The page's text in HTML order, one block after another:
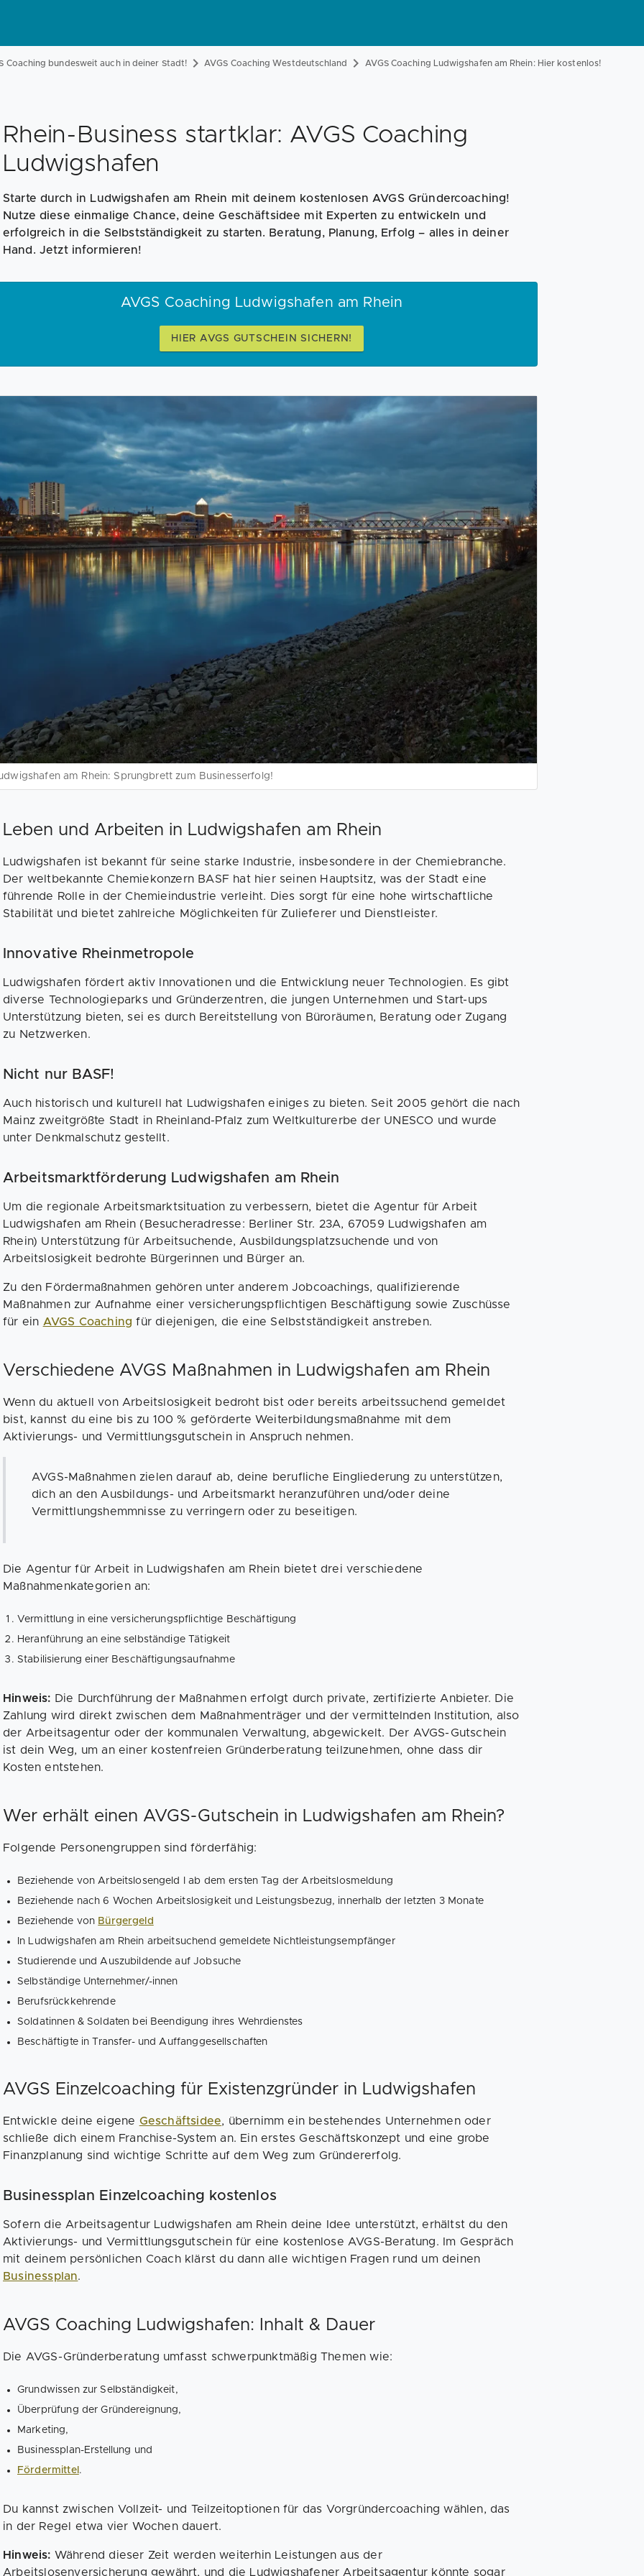
Coaching bundesweit auch in deiner Stadt! AVGS Coaching Westdeutschland AVGS Coaching Ludwigshafen am Rhein: Hier kostenlos!
Rhein-Business startklar: AVGS Coaching
Ludwigshafen
Starte durch in Ludwigshafen am Rhein mit deinem kostenlosen AVGS Gründercoaching!
Nutze diese einmalige Chance, deine Geschäftsidee mit Experten zu entwickeln und
erfolgreich in die Selbstständigkeit zu starten. Beratung, Planung, Erfolg – alles in deiner
Hand. Jetzt informieren!
AVGS Coaching Ludwigshafen am Rhein
HIER AVGS GUTSCHEIN SICHERN!
am Rhein: Sprungbrett zum Businesserfolg!
Leben und Arbeiten in Ludwigshafen am Rhein
Ludwigshafen ist bekannt für seine starke Industrie, insbesondere in der Chemiebranche.
Der weltbekannte Chemiekonzern BASF hat hier seinen Hauptsitz, was der Stadt eine
führende Rolle in der Chemieindustrie verleiht. Dies sorgt für eine hohe wirtschaftliche
Stabilität und bietet zahlreiche Möglichkeiten für Zulieferer und Dienstleister.
Innovative Rheinmetropole
Ludwigshafen fördert aktiv Innovationen und die Entwicklung neuer Technologien. Es gibt
diverse Technologieparks und Gründerzentren, die jungen Unternehmen und Start-ups
Unterstützung bieten, sei es durch Bereitstellung von Büroräumen, Beratung oder Zugang
zu Netzwerken.
Nicht nur BASF!
Auch historisch und kulturell hat Ludwigshafen einiges zu bieten. Seit 2005 gehört die nach
Mainz zweitgrößte Stadt in Rheinland-Pfalz zum Weltkulturerbe der UNESCO und wurde
unter Denkmalschutz gestellt.
Arbeitsmarktförderung Ludwigshafen am Rhein
Um die regionale Arbeitsmarktsituation zu verbessern, bietet die Agentur für Arbeit
Ludwigshafen am Rhein (Besucheradresse: Berliner Str. 23A, 67059 Ludwigshafen am
Rhein) Unterstützung für Arbeitsuchende, Ausbildungsplatzsuchende und von
Arbeitslosigkeit bedrohte Bürgerinnen und Bürger an.
Zu den Fördermaßnahmen gehören unter anderem Jobcoachings, qualifizierende
Maßnahmen zur Aufnahme einer versicherungspflichtigen Beschäftigung sowie Zuschüsse
für ein AVGS Coaching für diejenigen, die eine Selbstständigkeit anstreben.
Verschiedene AVGS Maßnahmen in Ludwigshafen am Rhein
Wenn du aktuell von Arbeitslosigkeit bedroht bist oder bereits arbeitssuchend gemeldet
bist, kannst du eine bis zu 100 % geförderte Weiterbildungsmaßnahme mit dem
Aktivierungs- und Vermittlungsgutschein in Anspruch nehmen.
AVGS-Maßnahmen zielen darauf ab, deine berufliche Eingliederung zu unterstützen,
dich an den Ausbildungs- und Arbeitsmarkt heranzuführen und/oder deine
Vermittlungshemmnisse zu verringern oder zu beseitigen.
Die Agentur für Arbeit in Ludwigshafen am Rhein bietet drei verschiedene
Maßnahmenkategorien an:
Vermittlung in eine versicherungspflichtige Beschäftigung
Heranführung an eine selbständige Tätigkeit
Stabilisierung einer Beschäftigungsaufnahme
Hinweis: Die Durchführung der Maßnahmen erfolgt durch private, zertifizierte Anbieter. Die
Zahlung wird direkt zwischen dem Maßnahmenträger und der vermittelnden Institution, also
der Arbeitsagentur oder der kommunalen Verwaltung, abgewickelt. Der AVGS-Gutschein
ist dein Weg, um an einer kostenfreien Gründerberatung teilzunehmen, ohne dass dir
Kosten entstehen.
Wer erhält einen AVGS-Gutschein in Ludwigshafen am Rhein?
Folgende Personengruppen sind förderfähig:
Beziehende von Arbeitslosengeld I ab dem ersten Tag der Arbeitslosmeldung
Beziehende nach 6 Wochen Arbeitslosigkeit und Leistungsbezug, innerhalb der letzten 3 Monate
Beziehende von Bürgergeld
In Ludwigshafen am Rhein arbeitsuchend gemeldete Nichtleistungsempfänger
Studierende und Auszubildende auf Jobsuche
Selbständige Unternehmer/-innen
Berufsrückkehrende
Soldatinnen & Soldaten bei Beendigung ihres Wehrdienstes
Beschäftigte in Transfer- und Auffanggesellschaften
AVGS Einzelcoaching für Existenzgründer in Ludwigshafen
Entwickle deine eigene Geschäftsidee, übernimm ein bestehendes Unternehmen oder
schließe dich einem Franchise-System an. Ein erstes Geschäftskonzept und eine grobe
Finanzplanung sind wichtige Schritte auf dem Weg zum Gründererfolg.
Businessplan Einzelcoaching kostenlos
Sofern die Arbeitsagentur Ludwigshafen am Rhein deine Idee unterstützt, erhältst du den
Aktivierungs- und Vermittlungsgutschein für eine kostenlose AVGS-Beratung. Im Gespräch
mit deinem persönlichen Coach klärst du dann alle wichtigen Fragen rund um deinen
Businessplan.
AVGS Coaching Ludwigshafen: Inhalt & Dauer
Die AVGS-Gründerberatung umfasst schwerpunktmäßig Themen wie:
Grundwissen zur Selbständigkeit,
Überprüfung der Gründereignung,
Marketing,
Businessplan-Erstellung und
Fördermittel .
Du kannst zwischen Vollzeit- und Teilzeitoptionen für das Vorgründercoaching wählen, das
in der Regel etwa vier Wochen dauert.
Hinweis: Während dieser Zeit werden weiterhin Leistungen aus der
Arbeitslosenversicherung gewährt, und die Ludwigshafener Arbeitsagentur könnte sogar